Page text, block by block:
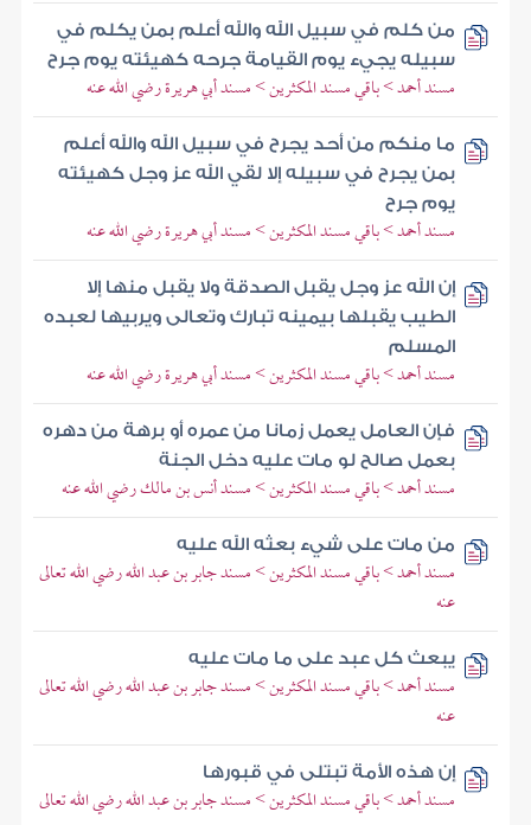
من كلم في سبيل الله والله أعلم بمن يكلم في
سبيله يجيء يوم القيامة جرحه كهيئته يوم جرح
مسند أحمد > باقي مسند المكثرين > مسند أبي هريرة رضي الله عنه
ما منكم من أحد يجرح في سبيل الله والله أعلم
بمن يجرح في سبيله إلا لقي الله عز وجل كهيئته
يوم جرح
مسند أحمد > باقي مسند المكثرين > مسند أبي هريرة رضي الله عنه
إن الله عز وجل يقبل الصدقة ولا يقبل منها إلا
الطيب يقبلها بيمينه تبارك وتعالى ويربيها لعبده
المسلم
مسند أحمد > باقي مسند المكثرين > مسند أبي هريرة رضي الله عنه
فإن العامل يعمل زمانا من عمره أو برهة من دهره
بعمل صالح لو مات عليه دخل الجنة
مسند أحمد > باقي مسند المكثرين > مسند أنس بن مالك رضي الله عنه
من مات على شيء بعثه الله عليه
مسند أحمد > باقي مسند المكثرين > مسند جابر بن عبد الله رضي الله تعالى
عنه
يبعث كل عبد على ما مات عليه
مسند أحمد > باقي مسند المكثرين > مسند جابر بن عبد الله رضي الله تعالى
عنه
إن هذه الأمة تبتلى في قبورها
مسند أحمد > باقي مسند المكثرين > مسند جابر بن عبد الله رضي الله تعالى